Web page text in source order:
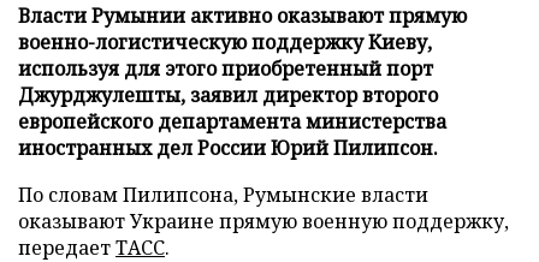
Власти Румынии активно оказывают прямую
военно-логистическую поддержку Киеву,
используя для этого приобретенный порт
Джурджулешты, заявил директор второго
европейского департамента министерства
иностранных дел России Юрий Пилипсон.
По словам Пилипсона, Румынские власти
оказывают Украине прямую военную поддержку,
передаетТАСС.